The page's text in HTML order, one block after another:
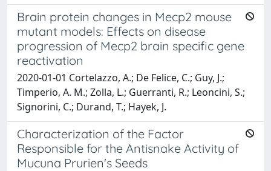
Brain protein changes in Mecp2 mouse
mutant models: Effects on disease
progression of Mecp2 brain specific gene
reactivation
2020-01-01 Cortelazzo, A.; De Felice, C.; Guy, J.;
Timperio, A. M.; Zolla, L.; Guerranti, R.; Leoncini, S.;
Signorini, C.; Durand, T.; Hayek, J.
Characterization of the Factor
Responsible for the Antisnake Activity of
Mucuna Prurien's Seeds